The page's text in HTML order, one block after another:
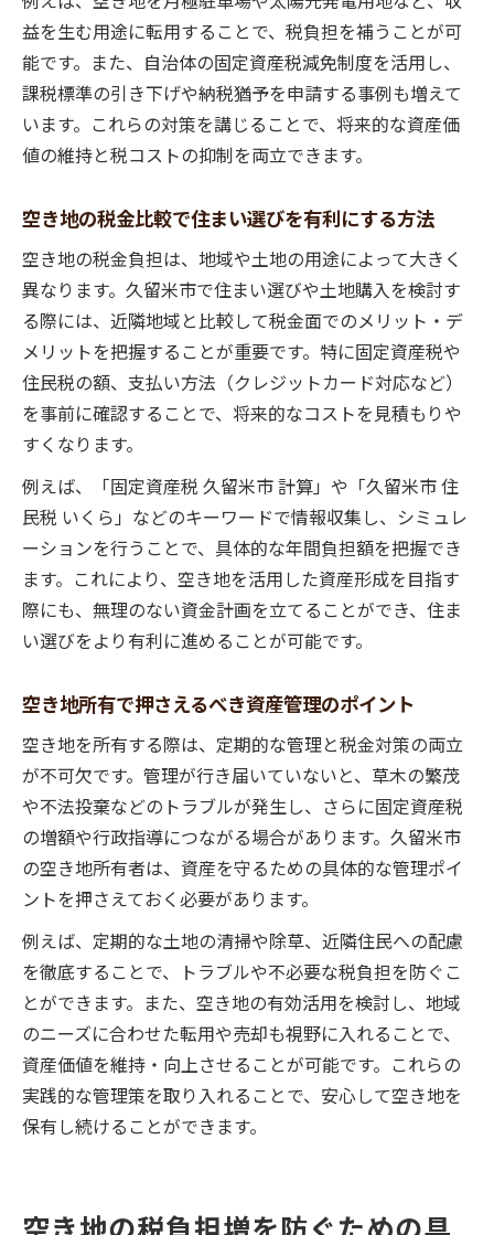
益を生む用途に転用することで、税負担を補うことが可
能です。また、自治体の固定資産税減免制度を活用し、
課税標準の引き下げや納税猶予を申請する事例も増えて
います。これらの対策を講じることで、将来的な資産価
値の維持と税コストの抑制を両立できます。
空き地の税金比較で住まい選びを有利にする方法
空き地の税金負担は、地域や土地の用途によって大きく
異なります。久留米市で住まい選びや土地購入を検討す
る際には、近隣地域と比較して税金面でのメリット・デ
メリットを把握することが重要です。特に固定資産税や
住民税の額、支払い方法（クレジットカード対応など）
を事前に確認することで、将来的なコストを見積もりや
すくなります。
例えば、「固定資産税 久留米市 計算」や「久留米市 住
民税 いくら」などのキーワードで情報収集し、シミュレ
ーションを行うことで、具体的な年間負担額を把握でき
ます。これにより、空き地を活用した資産形成を目指す
際にも、無理のない資金計画を立てることができ、住ま
い選びをより有利に進めることが可能です。
空き地所有で押さえるべき資産管理のポイント
空き地を所有する際は、定期的な管理と税金対策の両立
が不可欠です。管理が行き届いていないと、草木の繁茂
や不法投棄などのトラブルが発生し、さらに固定資産税
の増額や行政指導につながる場合があります。久留米市
の空き地所有者は、資産を守るための具体的な管理ポイ
ントを押さえておく必要があります。
例えば、定期的な土地の清掃や除草、近隣住民への配慮
を徹底することで、トラブルや不必要な税負担を防ぐこ
とができます。また、空き地の有効活用を検討し、地域
のニーズに合わせた転用や売却も視野に入れることで、
資産価値を維持・向上させることが可能です。これらの
実践的な管理策を取り入れることで、安心して空き地を
保有し続けることができます。
空き地の税負担増を防ぐための具